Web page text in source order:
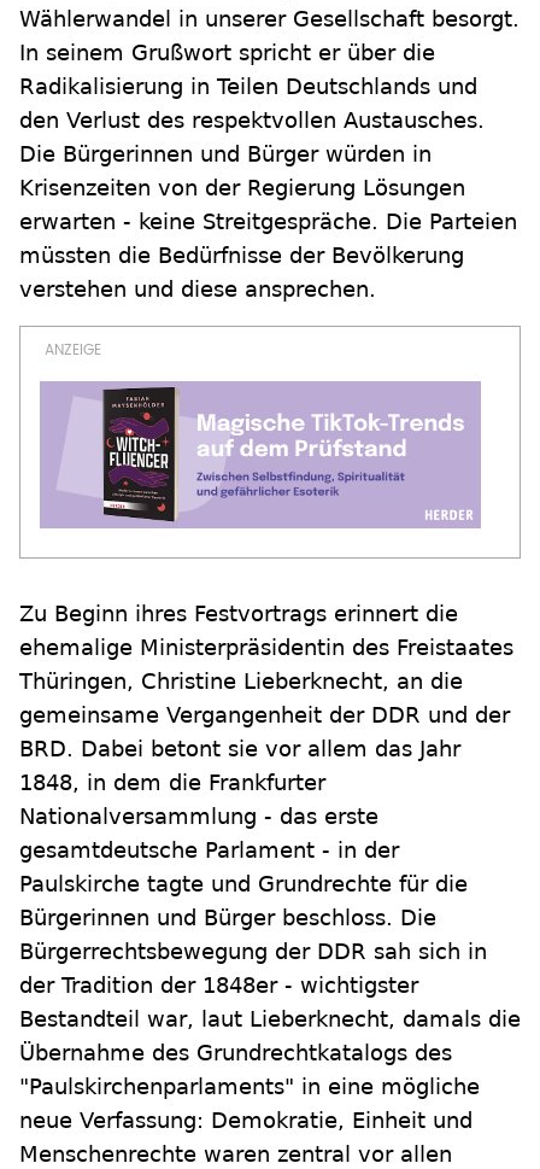
Wählerwandel in unserer Gesellschaft besorgt.
In seinem Grußwort spricht er über die
Radikalisierung in Teilen Deutschlands und
den Verlust des respektvollen Austausches.
Die Bürgerinnen und Bürger würden in
Krisenzeiten von der Regierung Lösungen
erwarten - keine Streitgespräche. Die Parteien
müssten die Bedürfnisse der Bevölkerung
verstehen und diese ansprechen.
Zu Beginn ihres Festvortrags erinnert die
ehemalige Ministerpräsidentin des Freistaates
Thüringen, Christine Lieberknecht, an die
gemeinsame Vergangenheit der DDR und der
BRD. Dabei betont sie vor allem das Jahr
1848, in dem die Frankfurter
Nationalversammlung - das erste
gesamtdeutsche Parlament - in der
Paulskirche tagte und Grundrechte für die
Bürgerinnen und Bürger beschloss. Die
Bürgerrechtsbewegung der DDR sah sich in
der Tradition der 1848er - wichtigster
Bestandteil war, laut Lieberknecht, damals die
Übernahme des Grundrechtkatalogs des
"Paulskirchenparlaments" in eine mögliche
neue Verfassung: Demokratie, Einheit und
Menschenrechte waren zentral vor allen